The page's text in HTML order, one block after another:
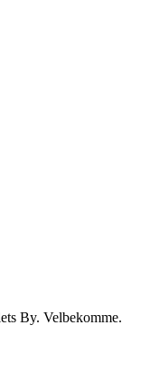
By. Velbekomme.